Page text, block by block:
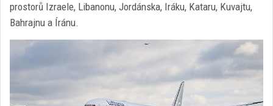
prostorů Izraele, Libanonu, Jordánska, Iráku, Kataru, Kuvajtu,
Bahrajnu a Íránu.